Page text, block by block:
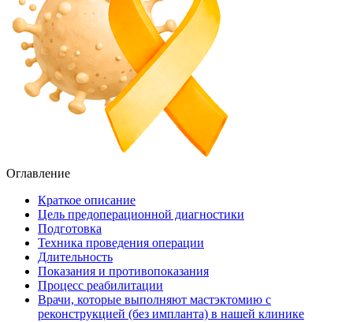
Оглавление
Краткое описание
Цель предоперационной диагностики
Подготовка
Техника проведения операции
Длительность
Показания и противопоказания
Процесс реабилитации
Врачи, которые выполняют мастэктомию с
реконструкцией (без импланта) в нашей клинике